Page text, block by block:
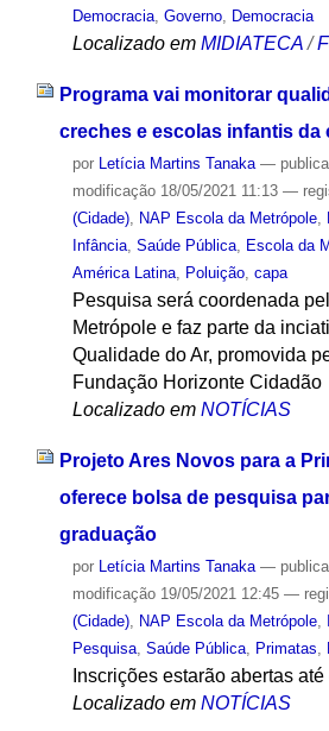
Democracia, Governo, Democracia
Localizado em MIDIATECA /
Programa vai monitorar
creches e escolas infantis da
por Letícia Martins Tanaka —
modificação18/05/2021 11:13 —
(Cidade), NAP Escola da Metrópole,
Infância, Saúde Pública, Escola da
América Latina, Poluição, capa
Pesquisa será coordenada
Metrópole e faz parte da
Qualidade do Ar, promovida
Fundação Horizonte Cidadão
Localizado em NOTÍCIAS
Projeto Ares Novos para a
oferece bolsa de pesquisa
graduação
por Letícia Martins Tanaka —
modificação19/05/2021 12:45 —
(Cidade), NAP Escola da Metrópole,
Pesquisa, Saúde Pública, Primatas
Inscrições estarão abertas
Localizado em NOTÍCIAS